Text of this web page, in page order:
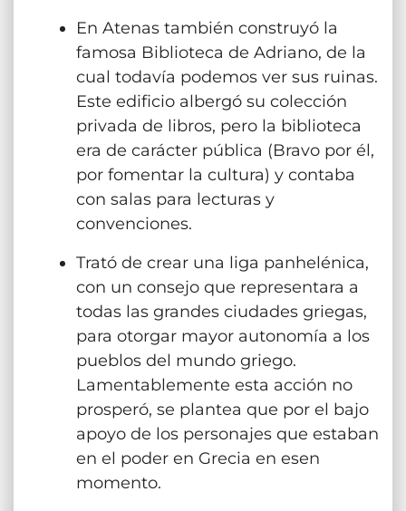
En Atenas también construyó la
famosa Biblioteca de Adriano, de la
cual todavía podemos ver sus ruinas.
Este edificio albergó su colección
privada de libros, pero la biblioteca
era de carácter pública (Bravo por él,
por fomentar la cultura) y contaba
con salas para lecturas y
convenciones.
Trató de crear una liga panhelénica,
con un consejo que representara a
todas las grandes ciudades griegas,
para otorgar mayor autonomía a los
pueblos del mundo griego.
Lamentablemente esta acción no
prosperó, se plantea que por el bajo
apoyo de los personajes que estaban
en el poder en Grecia en esen
momento.